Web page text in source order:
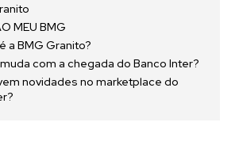
MEU BMG
a BMG Granito?
com a chegada do Banco Inter?
novidades no marketplace do